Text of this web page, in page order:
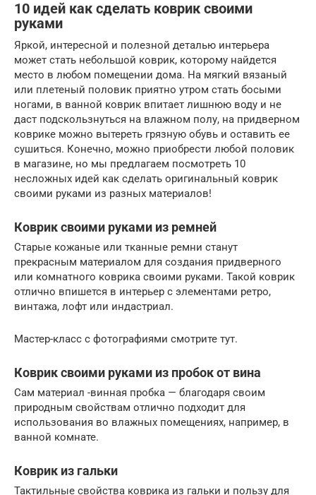
10 идей как сделать коврик своими
руками
Яркой, интересной и полезной деталью интерьера
может стать небольшой коврик, которому найдется
место в любом помещении дома. На мягкий вязаный
или плетеный половик приятно утром стать босыми
ногами, в ванной коврик впитает лишнюю воду и не
даст подскользнуться на влажном полу, на придверном
коврике можно вытереть грязную обувь и оставить ее
сушиться. Конечно, можно приобрести любой половик
в магазине, но мы предлагаем посмотреть 10
несложных идей как сделать оригинальный коврик
своими руками из разных материалов!
Коврик своими руками из ремней
Старые кожаные или тканные ремни станут
прекрасным материалом для создания придверного
или комнатного коврика своими руками. Такой коврик
отлично впишется в интерьер с элементами ретро,
винтажа, лофт или индастриал.
Мастер-класс с фотографиями смотрите тут.
Коврик своими руками из пробок от вина
Сам материал -винная пробка — благодаря своим
природным свойствам отлично подходит для
использования во влажных помещениях, например, в
ванной комнате.
Коврик из гальки
Тактильные свойства коврика из гальки и пользу для